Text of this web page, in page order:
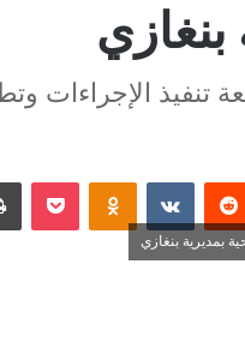
بنغازي
تنفيذ الإجراءات
بمديرية بنغازي